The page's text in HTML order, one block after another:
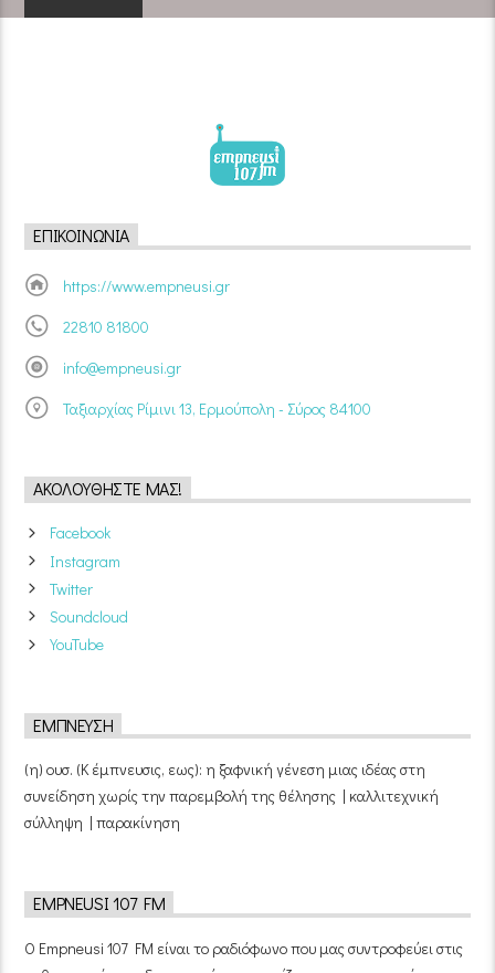
ΕΠΙΚΟΙΝΩΝΊΑ
https://www.empneusi.gr
22810 81800
info@empneusi.gr
Ταξιαρχίας Ρίμινι 13, Ερμούπολη - Σύρος 84100
ΑΚΟΛΟΥΘΉΣΤΕ ΜΑΣ!
Facebook
Instagram
Twitter
Soundcloud
YouTube
ΈΜΠΝΕΥΣΗ
(η) ουσ. (Κ έμπνευσις, εως): η ξαφνική γένεση μιας ιδέας στη
συνείδηση χωρίς την παρεμβολή της θέλησης | καλλιτεχνική
σύλληψη | παρακίνηση
EMPNEUSI 107 FM
Ο Empneusi 107 FM είναι το ραδιόφωνο που μας συντροφεύει στις